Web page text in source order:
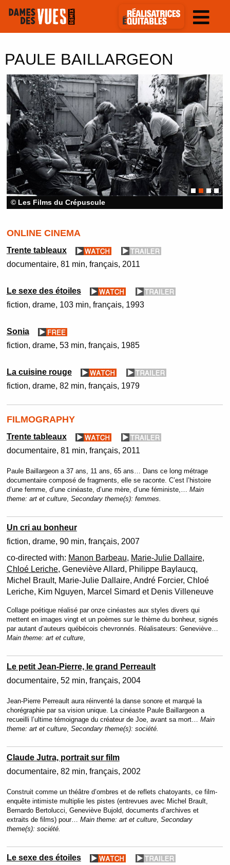
PAULE BAILLARGEON
© Les Films du Crépuscule
ONLINE CINEMA
Trente tableaux
documentaire 81 min français 2011
Le sexe des étoiles
fiction drame 103 min français 1993
Sonia
fiction drame 53 min français 1985
La cuisine rouge
fiction drame 82 min français 1979
FILMOGRAPHY
Trente tableaux
documentaire 81 min français 2011
Paule Baillargeon a 37 ans, 11 ans, 65 ans… Dans ce long métrage
documentaire composé de fragments, elle se raconte. C’est l’histoire
d’une femme, d’une cinéaste, d’une mère, d’une féministe,… Main
theme: art et culture, Secondary theme(s): femmes.
Un cri au bonheur
fiction drame 90 min français 2007
co-directed with: Manon Barbeau, Marie-Julie Dallaire,
Chloé Leriche, Geneviève Allard, Philippe Baylaucq,
Michel Brault, Marie-Julie Dallaire, André Forcier, Chloé
Leriche, Kim Nguyen, Marcel Simard et Denis Villeneuve
Collage poétique réalisé par onze cinéastes aux styles divers qui
mettent en images vingt et un poèmes sur le thème du bonheur, signés
par autant d’auteurs québécois chevronnés. Réalisateurs: Geneviève…
Main theme: art et culture,
Le petit Jean-Pierre, le grand Perreault
documentaire 52 min français 2004
Jean-Pierre Perreault aura réinventé la danse sonore et marqué la
chorégraphie par sa vision unique. La cinéaste Paule Baillargeon a
recueilli l’ultime témoignage du créateur de Joe, avant sa mort… Main
theme: art et culture, Secondary theme(s): société.
Claude Jutra, portrait sur film
documentaire 82 min français 2002
Construit comme un théâtre d’ombres et de reflets chatoyants, ce film-
enquête intimiste multiplie les pistes (entrevues avec Michel Brault,
Bernardo Bertolucci, Geneviève Bujold, documents d’archives et
extraits de films) pour… Main theme: art et culture, Secondary
theme(s): société.
Le sexe des étoiles